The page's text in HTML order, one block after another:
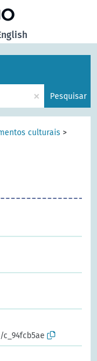
× Pesquisar
culturais >